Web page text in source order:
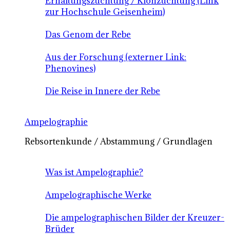
zur Hochschule Geisenheim)
Das Genom der Rebe
Aus der Forschung (externer Link:
Phenovines)
Die Reise in Innere der Rebe
Ampelographie
Rebsortenkunde / Abstammung / Grundlagen
Was ist Ampelographie?
Ampelographische Werke
Die ampelographischen Bilder der Kreuzer-
Brüder